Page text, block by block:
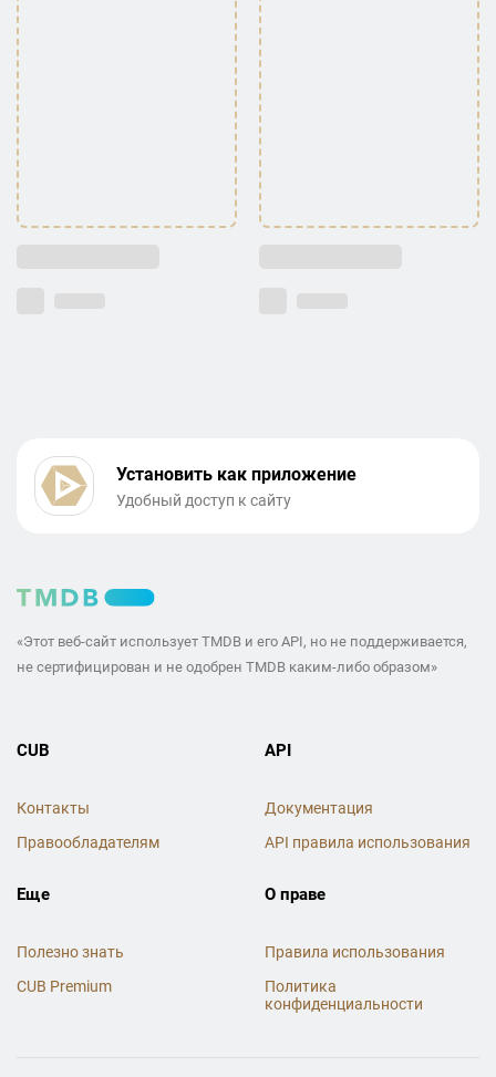
Установить как приложение
Удобный доступ к сайту
«Этот веб-сайт использует TMDB и его API, но не поддерживается,
не сертифицирован и не одобрен TMDB каким-либо образом»
CUB
Контакты
Правообладателям
API
Документация
API правила использования
Еще
Полезно знать
CUB Premium
О праве
Правила использования
Политика
конфиденциальности